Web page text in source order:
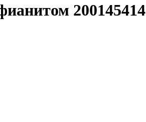
200145414